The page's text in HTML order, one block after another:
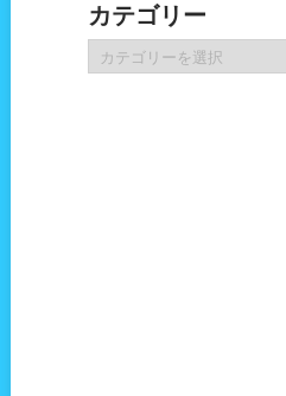
イ
ブ
カテゴリー
テ